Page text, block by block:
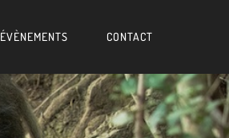
ÉVÈNEMENTS CONTACT